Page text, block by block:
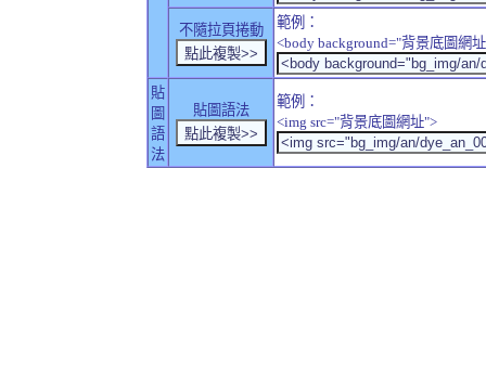
不隨拉頁捲動
範例：
<body background="背景底圖網
貼
圖
語
法
貼圖語法
範例：
<img src="背景底圖網址">